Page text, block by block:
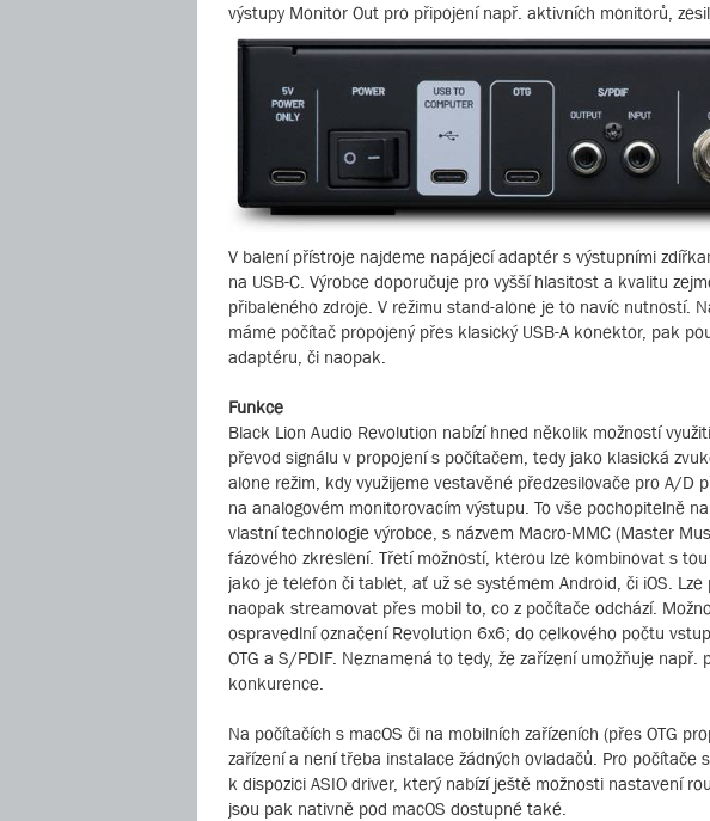
výstupy Monitor Out pro připojení např. aktivních monitorů,
V balení přístroje najdeme napájecí adaptér s výstupními
na USB-C. Výrobce doporučuje pro vyšší hlasitost a kvalitu
přibaleného zdroje. V režimu stand-alone je to navíc nutností.
máme počítač propojený přes klasický USB-A konektor, pak
adaptéru, či naopak.
Funkce
Black Lion Audio Revolution nabízí hned několik možností
převod signálu v propojení s počítačem, tedy jako klasická
alone režim, kdy využijeme vestavěné předzesilovače pro A/
na analogovém monitorovacím výstupu. To vše pochopitelně
vlastní technologie výrobce, s názvem Macro-MMC (Master
fázového zkreslení. Třetí možností, kterou lze kombinovat s
jako je telefon či tablet, ať už se systémem Android, či iOS.
naopak streamovat přes mobil to, co z počítače odchází.
ospravedlní označení Revolution 6x6; do celkového počtu
OTG a S/PDIF. Neznamená to tedy, že zařízení umožňuje
konkurence.
Na počítačích s macOS či na mobilních zařízeních (přes OTG
zařízení a není třeba instalace žádných ovladačů. Pro
k dispozici ASIO driver, který nabízí ještě možnosti nastavení
jsou pak nativně pod macOS dostupné také.